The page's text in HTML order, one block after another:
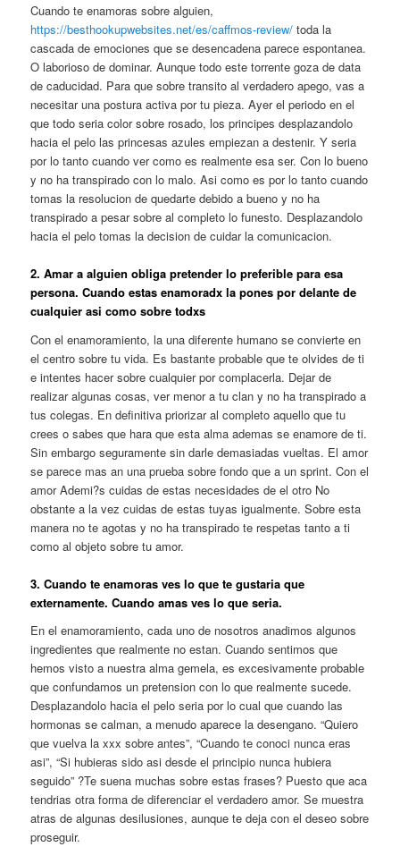
Cuando te enamoras sobre alguien,
https://besthookupwebsites.net/es/caffmos-review/ toda la
cascada de emociones que se desencadena parece espontanea.
O laborioso de dominar. Aunque todo este torrente goza de data
de caducidad. Para que sobre transito al verdadero apego, vas a
necesitar una postura activa por tu pieza. Ayer el periodo en el
que todo seri­a color sobre rosado, los principes desplazandolo
hacia el pelo las princesas azules empiezan a destenir. Y seri­a
por lo tanto cuando ver como es realmente esa ser. Con lo bueno
y no ha transpirado con lo malo. Asi­ como es por lo tanto cuando
tomas la resolucion de quedarte debido a bueno y no ha
transpirado a pesar sobre al completo lo funesto. Desplazandolo
hacia el pelo tomas la decision de cuidar la comunicacion.
2. Amar a alguien obliga pretender lo preferible para esa
persona. Cuando estas enamoradx la pones por delante de
cualquier asi­ como sobre todxs
Con el enamoramiento, la una diferente humano se convierte en
el centro sobre tu vida. Es bastante probable que te olvides de ti
e intentes hacer sobre cualquier por complacerla. Dejar de
realizar algunas cosas, ver menor a tu clan y no ha transpirado a
tus colegas. En definitiva priorizar al completo aquello que tu
crees o sabes que hara que esta alma ademas se enamore de ti.
Sin embargo seguramente sin darle demasiadas vueltas. El amor
se parece mas an una prueba sobre fondo que a un sprint. Con el
amor Ademi?s cuidas de estas necesidades de el otro No
obstante a la vez cuidas de estas tuyas igualmente. Sobre esta
manera no te agotas y no ha transpirado te respetas tanto a ti
como al objeto sobre tu amor.
3. Cuando te enamoras ves lo que te gustaria que
externamente. Cuando amas ves lo que seri­a.
En el enamoramiento, cada uno de nosotros anadimos algunos
ingredientes que realmente no estan. Cuando sentimos que
hemos visto a nuestra alma gemela, es excesivamente probable
que confundamos un pretension con lo que realmente sucede.
Desplazandolo hacia el pelo seri­a por lo cual que cuando las
hormonas se calman, a menudo aparece la desengano. “Quiero
que vuelva la xxx sobre antes”, “Cuando te conoci nunca eras
asi”, “Si hubieras sido asi desde el principio nunca hubiera
seguido” ?Te suena muchas sobre estas frases? Puesto que aca
tendri­as otra forma de diferenciar el verdadero amor. Se muestra
atras de algunas desilusiones, aunque te deja con el deseo sobre
proseguir.